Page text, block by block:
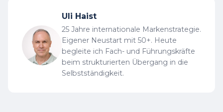
Uli Haist
25 Jahre internationale Markenstrategie.
Eigener Neustart mit 50+. Heute
begleite ich Fach- und Führungskräfte
beim strukturierten Übergang in die
Selbstständigkeit.